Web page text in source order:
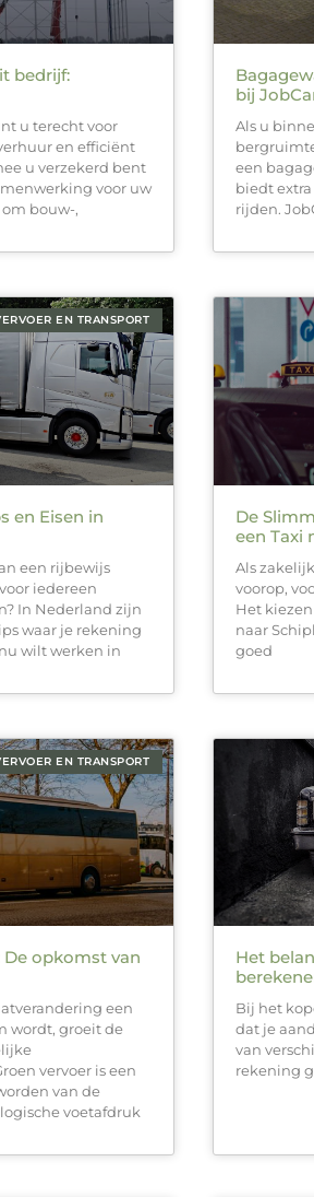
bedrijf:
u terecht voor
en efficiënt
u verzekerd bent
voor uw
bouw-,
bij
Als u
een
biedt
rijden.
EN TRANSPORT
en Eisen in
een rijbewijs
iedereen
In Nederland zijn
waar je rekening
wilt werken in
De
een Taxi
Als
voorop,
Het
naar
goed
EN TRANSPORT
opkomst van
een
wordt, groeit de
vervoer is een
van de
voetafdruk
Het
Bij het
dat je
van
rekening